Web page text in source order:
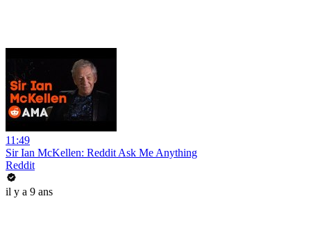
11:49
Sir Ian McKellen: Reddit Ask Me Anything
Reddit
il y a 9 ans